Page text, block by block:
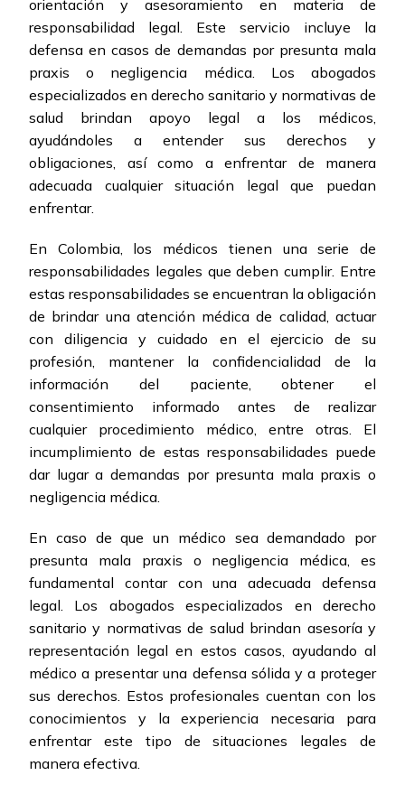
orientación y asesoramiento en materia de
responsabilidad legal. Este servicio incluye la
defensa en casos de demandas por presunta mala
praxis o negligencia médica. Los abogados
especializados en derecho sanitario y normativas de
salud brindan apoyo legal a los médicos,
ayudándoles a entender sus derechos y
obligaciones, así como a enfrentar de manera
adecuada cualquier situación legal que puedan
enfrentar.
En Colombia, los médicos tienen una serie de
responsabilidades legales que deben cumplir. Entre
estas responsabilidades se encuentran la obligación
de brindar una atención médica de calidad, actuar
con diligencia y cuidado en el ejercicio de su
profesión, mantener la confidencialidad de la
información del paciente, obtener el
consentimiento informado antes de realizar
cualquier procedimiento médico, entre otras. El
incumplimiento de estas responsabilidades puede
dar lugar a demandas por presunta mala praxis o
negligencia médica.
En caso de que un médico sea demandado por
presunta mala praxis o negligencia médica, es
fundamental contar con una adecuada defensa
legal. Los abogados especializados en derecho
sanitario y normativas de salud brindan asesoría y
representación legal en estos casos, ayudando al
médico a presentar una defensa sólida y a proteger
sus derechos. Estos profesionales cuentan con los
conocimientos y la experiencia necesaria para
enfrentar este tipo de situaciones legales de
manera efectiva.